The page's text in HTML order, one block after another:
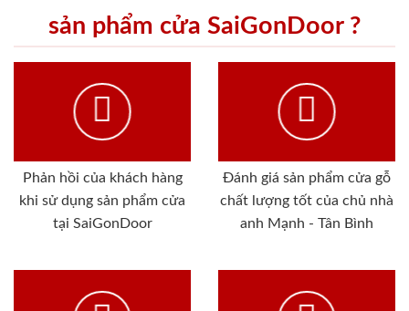
sản phẩm cửa SaiGonDoor ?
Phản hồi của khách hàng
khi sử dụng sản phẩm cửa
tại SaiGonDoor
Đánh giá sản phẩm cửa gỗ
chất lượng tốt của chủ nhà
anh Mạnh - Tân Bình